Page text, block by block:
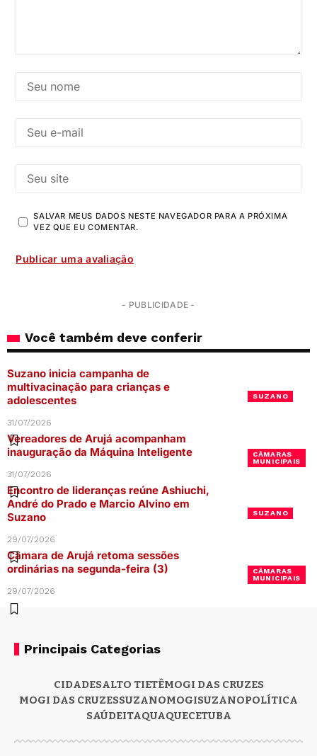
SALVAR MEUS DADOS NESTE NAVEGADOR PARA A PRÓXIMA
VEZ QUE EU COMENTAR.
- PUBLICIDADE -
Você também deve conferir
SUZANO
Suzano inicia campanha de
multivacinação para crianças e
adolescentes
31/07/2026
CÂMARAS
MUNICIPAIS
Vereadores de Arujá acompanham
inauguração da Máquina Inteligente
31/07/2026
SUZANO
Encontro de lideranças reúne Ashiuchi,
André do Prado e Marcio Alvino em
Suzano
29/07/2026
CÂMARAS
MUNICIPAIS
Câmara de Arujá retoma sessões
ordinárias na segunda-feira (3)
29/07/2026
Principais Categorias
CIDADESALTO TIETÊMOGI DAS CRUZES
MOGI DAS CRUZESSUZANOMOGISUZANOPOLÍTICA
SAÚDEITAQUAQUECETUBA